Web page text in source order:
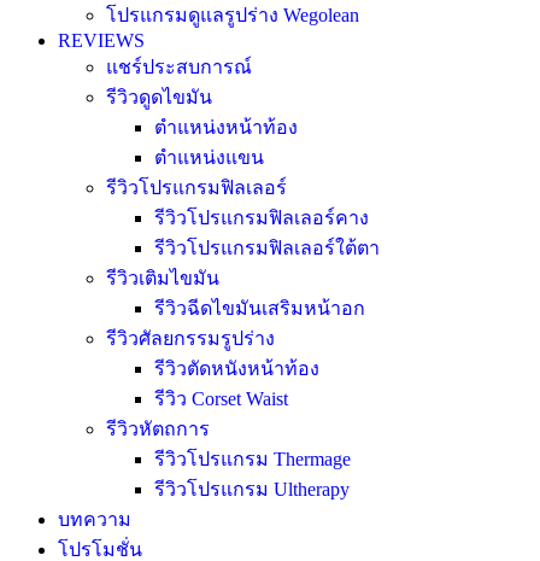
โปรแกรมดูแลรูปร่าง Wegolean
REVIEWS
แชร์ประสบการณ์
รีวิวดูดไขมัน
ตำแหน่งหน้าท้อง
ตำแหน่งแขน
รีวิวโปรแกรมฟิลเลอร์
รีวิวโปรแกรมฟิลเลอร์คาง
รีวิวโปรแกรมฟิลเลอร์ใต้ตา
รีวิวเติมไขมัน
รีวิวฉีดไขมันเสริมหน้าอก
รีวิวศัลยกรรมรูปร่าง
รีวิวตัดหนังหน้าท้อง
รีวิว Corset Waist
รีวิวหัตถการ
รีวิวโปรแกรม Thermage
รีวิวโปรแกรม Ultherapy
บทความ
โปรโมชั่น